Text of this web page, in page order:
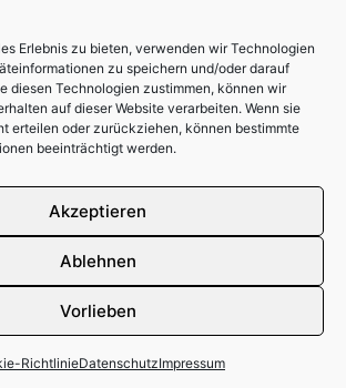
Erlebnis zu bieten, verwenden wir Technologien
zu speichern und/oder darauf
diesen Technologien zustimmen, können wir
auf dieser Website verarbeiten. Wenn sie
erteilen oder zurückziehen, können bestimmte
beeinträchtigt werden.
Akzeptieren
Ablehnen
Vorlieben
RichtlinieDatenschutzImpressum